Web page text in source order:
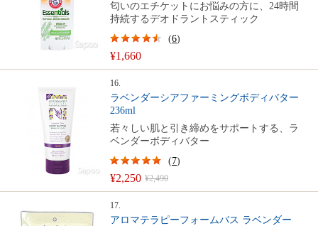
匂いのエチケットにお悩みの方に、24時間
持続するデオドラントスティック
¥1,660
(6)
16.
ラベンダーシアファーミングボディバター
236ml
若々しい肌と引き締めをサポートする、ラ
ベンダーボディバター
¥2,250 ¥2,490
(7)
17.
アロマテラピーフォームバス ラベンダー